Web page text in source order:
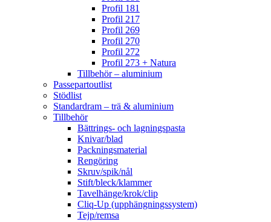
Profil 181
Profil 217
Profil 269
Profil 270
Profil 272
Profil 273 + Natura
Tillbehör – aluminium
Passepartoutlist
Stödlist
Standardram – trä & aluminium
Tillbehör
Bättrings- och lagningspasta
Knivar/blad
Packningsmaterial
Rengöring
Skruv/spik/nål
Stift/bleck/klammer
Tavelhänge/krok/clip
Cliq-Up (upphängningssystem)
Tejp/remsa